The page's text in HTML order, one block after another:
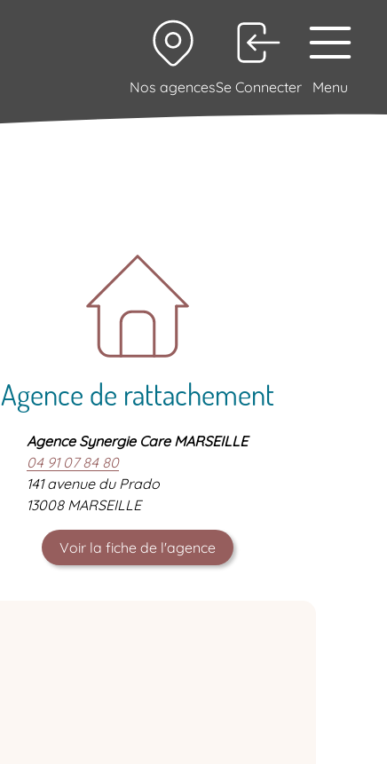
Nos agencesSe Connecter Menu
Agence de rattachement
Agence Synergie Care MARSEILLE
04 91 07 84 80
141 avenue du Prado
13008 MARSEILLE
Voir la fiche de l'agence